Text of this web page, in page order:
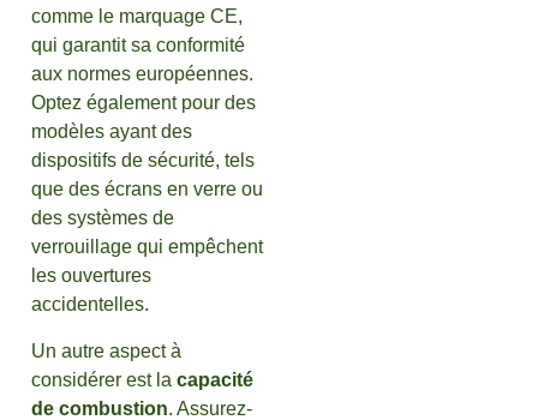
comme le marquage CE,
qui garantit sa conformité
aux normes européennes.
Optez également pour des
modèles ayant des
dispositifs de sécurité, tels
que des écrans en verre ou
des systèmes de
verrouillage qui empêchent
les ouvertures
accidentelles.
Un autre aspect à
considérer est la capacité
de combustion. Assurez-